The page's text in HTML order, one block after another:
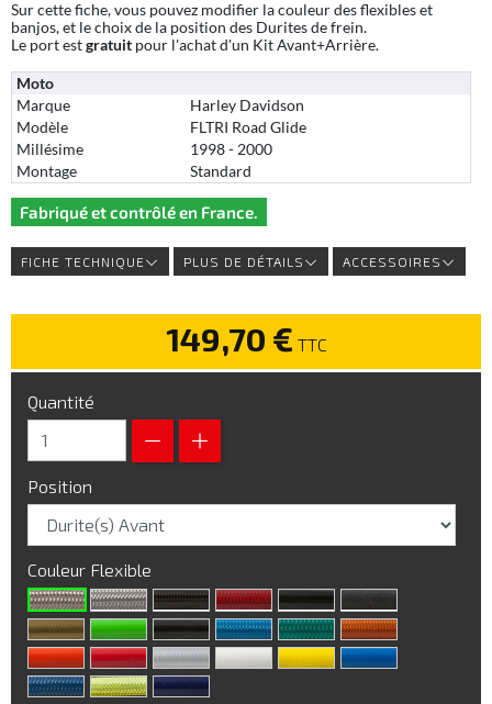
Sur cette fiche, vous pouvez modifier la couleur des flexibles et
banjos, et le choix de la position des Durites de frein.
Le port estgratuit pour l'achat d'un Kit Avant+Arrière.
Moto
Marque
Harley Davidson
Modèle
FLTRI Road Glide
Millésime
1998 - 2000
Montage
Standard
Fabriqué et contrôlé en France.
FICHE TECHNIQUE PLUS DE DÉTAILS ACCESSOIRES
149,70 € TTC
Quantité
Position
Couleur Flexible